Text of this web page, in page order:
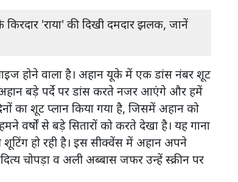
किरदार 'राया' की दिखी दमदार झलक, जानें
होने वाला है। अहान यूके में एक डांस नंबर शूट
बड़े पर्दे पर डांस करते नजर आएंगे और हमें
का शूट प्लान किया गया है, जिसमें अहान को
वर्षों से बड़े सितारों को करते देखा है। यह गाना
हो रही है। इस सीक्वेंस में अहान अपने
चोपड़ा व अली अब्बास जफर उन्हें स्क्रीन पर